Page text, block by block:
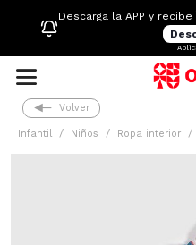
Descarga la APP y recibe
Volver
Infantil Niños Ropa interior